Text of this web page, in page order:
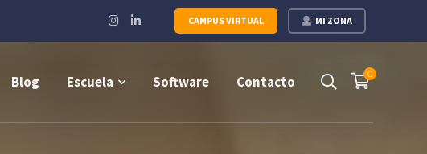
MI ZONA
CAMPUS VIRTUAL
Instagram
Profile
LinkedIn
Profile
0
Blog Escuela Software Contacto